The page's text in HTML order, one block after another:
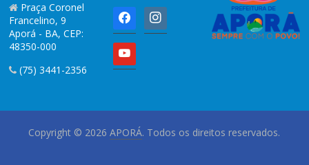
Praça Coronel
Francelino, 9
Aporá - BA, CEP:
48350-000
(75) 3441-2356
facebookinstagram
youtube
Copyright © 2026APORÁ. Todos os direitos reservados.